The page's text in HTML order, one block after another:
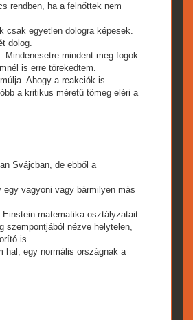
rendben, ha a felnőttek nem
csak egyetlen dologra képesek.
dolog.
mindent meg fogok
is erre törekedtem.
Ahogy a reakciók is.
a kritikus méretű tömeg eléri a
Svájcban, de ebből a
vagyoni vagy bármilyen más
matematika osztályzatait.
nézve helytelen,
is.
hal, egy normális országnak a